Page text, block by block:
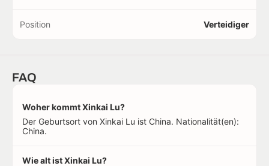
Position Verteidiger
FAQ
Woher kommt Xinkai Lu?
Der Geburtsort von Xinkai Lu ist China. Nationalität(en):
China.
Wie alt ist Xinkai Lu?